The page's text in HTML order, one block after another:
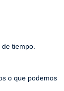
tiempo.
o que podemos